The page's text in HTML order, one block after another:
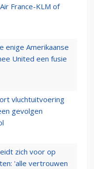
France-KLM of
enige Amerikaanse
United een fusie
vluchtuitvoering
gevolgen
zich voor op
'alle vertrouwen